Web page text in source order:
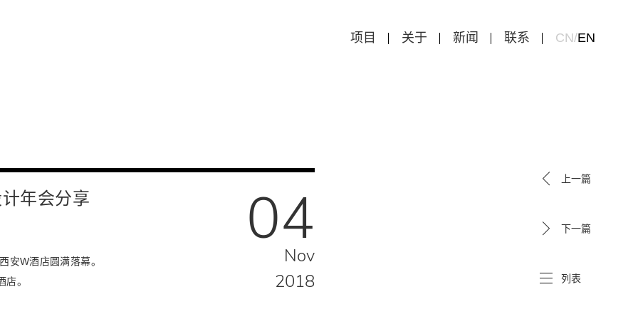
项目 关于 新闻 联系 CN/EN
年会分享 04
Nov
2018
安W酒店圆满落幕。
。
上一篇
下一篇
列表